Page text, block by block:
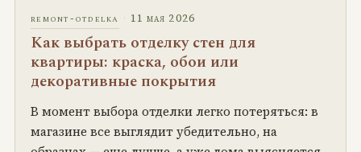
remont-otdelka · 11 мая 2026
Как выбрать отделку стен для
квартиры: краска, обои или
декоративные покрытия
В момент выбора отделки легко потеряться: в
магазине все выглядит убедительно, на